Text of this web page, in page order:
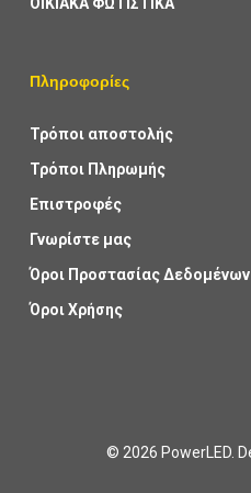
ΟΙΚΙΑΚΑ ΦΩΤΙΣΤΙΚΑ
Πληροφορίες
Τρόποι αποστολής
Τρόποι Πληρωμής
Επιστροφές
Γνωρίστε μας
Όροι Προστασίας Δεδομένων
Όροι Χρήσης
© 2026 PowerLED.